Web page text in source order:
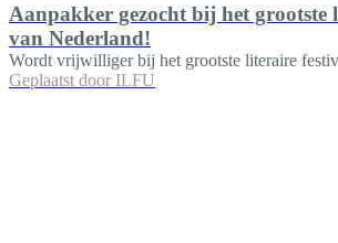
Aanpakker gezocht bij het grootste
van Nederland!
Wordt vrijwilliger bij het grootste literaire
Geplaatst door ILFU